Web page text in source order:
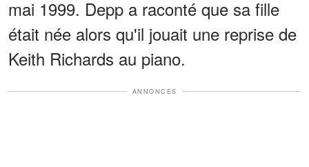
mai 1999. Depp a raconté que sa fille
était née alors qu'il jouait une reprise de
Keith Richards au piano.
ANNONCES